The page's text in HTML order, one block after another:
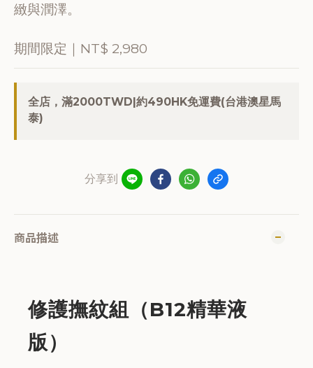
緻與潤澤。
期間限定｜NT$ 2,980
全店，滿2000TWD|約490HK免運費(台港澳星馬
泰)
分享到
商品描述
修護撫紋組（B12精華液
版）